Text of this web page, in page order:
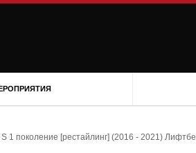
1 поколение [рестайлинг] (2016 - 2021)